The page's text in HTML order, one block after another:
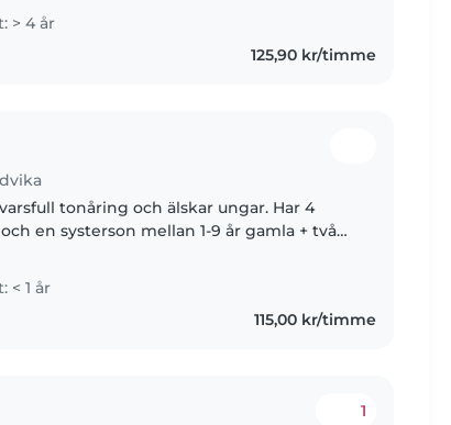
om.Jag..
> 4 år
125,90 kr/timme
tonåring och älskar ungar. Har 4
en systerson mellan 1-9 år gamla + två
< 1 år
115,00 kr/timme
1